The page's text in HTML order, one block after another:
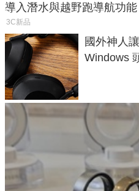
導入潛水與越野跑導航功能
3C新品
國外神人
Windows